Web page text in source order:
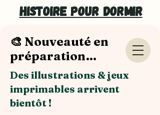
Histoire pour dormir
🎨 Nouveauté en
préparation…
Des illustrations & jeux
imprimables arrivent
bientôt !